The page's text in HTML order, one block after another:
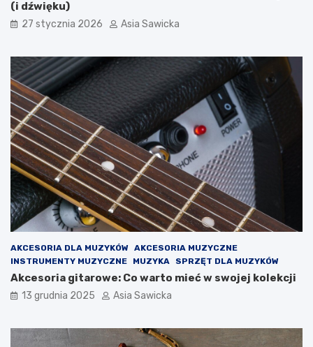
m
a
a
c
h
o
n
l
i
n
e
–
t
g
o
n
i
e
w
i
e
d
z
a
ł
e
o
t
y
c
k
(i dźwięku)
27 stycznia 2026 Asia Sawicka
AKCESORIA DLA MUZYKÓW AKCESORIA MUZYCZNE
INSTRUMENTY MUZYCZNE
MUZYKA SPRZĘT DLA MUZYKÓW
Akcesoria gitarowe: Co warto mieć w swojej kolekcji
13 grudnia 2025 Asia Sawicka